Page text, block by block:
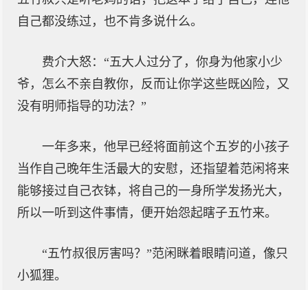
自己都没练过，也不肯多说什么。
费介大怒：“五大人过分了，你身为他家小少
爷，怎么不亲自教你，反而让你学这些既凶险，又
没有明师指导的功法？”
一年多来，他早已经将面前这个五岁的小孩子
当作自己晚年生活最大的安慰，还指望着范闲将来
能够接过自己衣钵，将自己的一身所学发扬光大，
所以一听到这件事情，便开始怨起瞎子五竹来。
“五竹叔很厉害吗？”范闲眯着眼睛问道，像只
小狐狸。